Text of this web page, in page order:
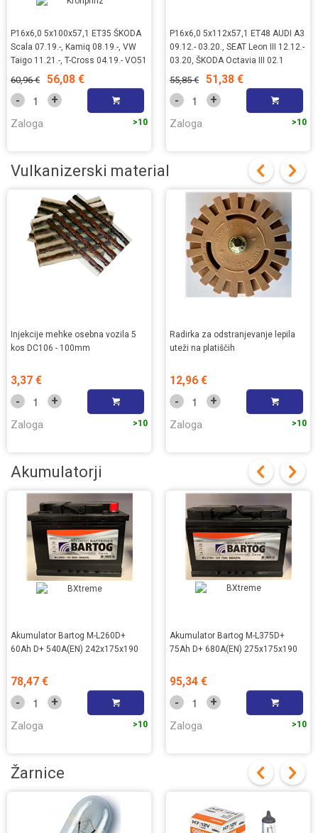
P16x6,0 5x100x57,1 ET35 ŠKODA
Scala 07.19.-, Kamiq 08.19.-, VW
Taigo 11.21.-, T-Cross 04.19.- VO51
60,96 € 56,08 €
- +
Zaloga >10
P16x6,0 5x112x57,1 ET48 AUDI A3
09.12.- 03.20., SEAT Leon III 12.12.-
03.20, ŠKODA Octavia III 02.1
55,85 € 51,38 €
- +
Zaloga >10
Vulkanizerski material
Injekcije mehke osebna vozila 5
kos DC106 - 100mm
3,37 €
- +
Zaloga >10
Radirka za odstranjevanje lepila
uteži na platiščih
12,96 €
- +
Zaloga >10
Akumulatorji
Akumulator Bartog M-L260D+
60Ah D+ 540A(EN) 242x175x190
78,47 €
- +
Zaloga >10
Akumulator Bartog M-L375D+
75Ah D+ 680A(EN) 275x175x190
95,34 €
- +
Zaloga >10
Žarnice